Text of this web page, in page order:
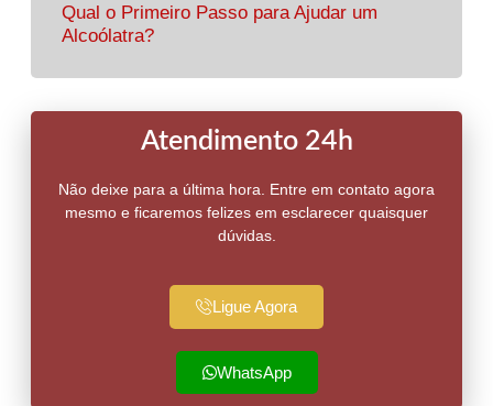
Qual o Primeiro Passo para Ajudar um
Alcoólatra?
Atendimento 24h
Não deixe para a última hora. Entre em contato agora
mesmo e ficaremos felizes em esclarecer quaisquer
dúvidas.
Ligue Agora
WhatsApp